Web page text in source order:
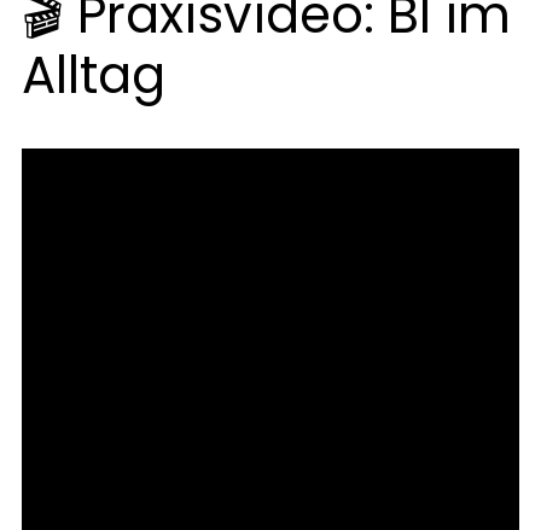
🎬 Praxisvideo: BI im
Alltag